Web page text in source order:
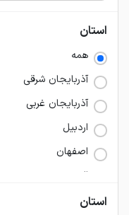
استان
همه
آذربايجان شرقي
آذربايجان غربي
اردبيل
اصفهان
البرز
ايلام
استان